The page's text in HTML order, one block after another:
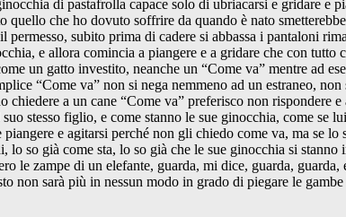
di pastafrolla capace solo di ubriacarsi e gridare e
quello che ho dovuto soffrire da quando è nato
subito prima di cadere si abbassa i pantaloni
e allora comincia a piangere e a gridare che con tutto
un gatto investito, neanche un “Come va” mentre ad
“Come va” non si nega nemmeno ad un estraneo,
chiedere a un cane “Come va” preferisco non
stesso figlio, e come stanno le sue ginocchia, come se
e agitarsi perché non gli chiedo come va, ma se
so già come sta, lo so già che le sue ginocchia si
le zampe di un elefante, guarda, mi dice, guarda,
sarà più in nessun modo in grado di piegare le